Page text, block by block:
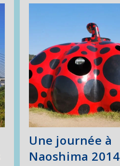
Une journée à
Naoshima 2014